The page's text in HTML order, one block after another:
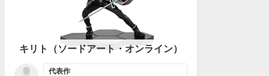
キリト（ソードアート・オンライン）
代表作